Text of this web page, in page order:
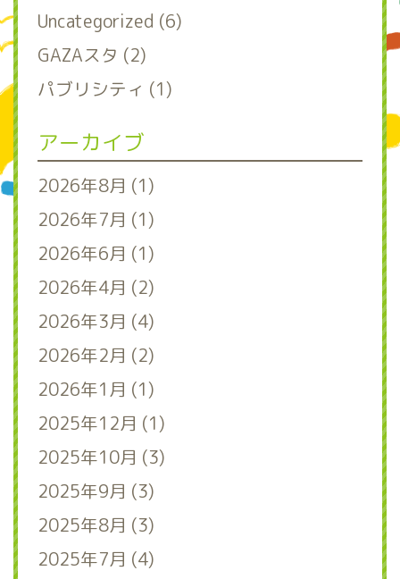
Uncategorized (6)
GAZAスタ (2)
パブリシティ (1)
アーカイブ
2026年8月 (1)
2026年7月 (1)
2026年6月 (1)
2026年4月 (2)
2026年3月 (4)
2026年2月 (2)
2026年1月 (1)
2025年12月 (1)
2025年10月 (3)
2025年9月 (3)
2025年8月 (3)
2025年7月 (4)